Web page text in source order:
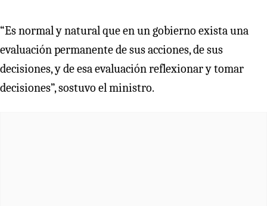
“Es normal y natural que en un gobierno exista una
evaluación permanente de sus acciones, de sus
decisiones, y de esa evaluación reflexionar y tomar
decisiones”, sostuvo el ministro.